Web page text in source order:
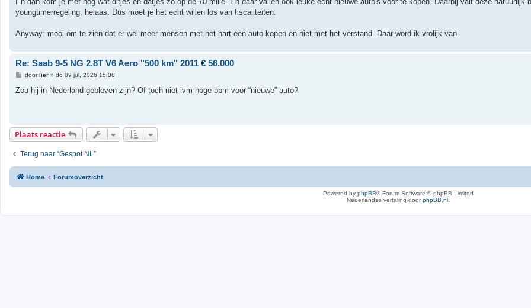
youngtimerregeling, helaas. Dus moet je het echt willen los van fiscaliteiten.
Anyway: mooi om te zien dat er wel meer mensen met het hart een auto kopen en niet met het verstand. Daar word ik vrolijk van.
Re: Saab 9-5 NG 2.8T V6 Aero "500 km" 2011 € 56.000
B
r
doorlier» do 09 jul, 2026 15:08
Zou hij in Nederland gebleven zijn? Of toch niet ivm hoge bpm voor “nieuwe” auto?
Plaats reactie
Terug naar “Gespot NL”
Home Forumoverzicht
Powered by phpBB® Forum Software © phpBB Limited
Nederlandse vertaling doorphpBB.nl